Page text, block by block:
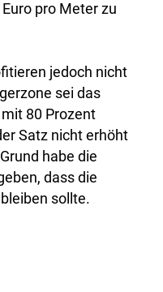
pro Meter zu
jedoch nicht
sei das
80 Prozent
Satz nicht erhöht
habe die
dass die
sollte.